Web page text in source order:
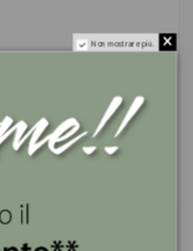
Non mostrare più.